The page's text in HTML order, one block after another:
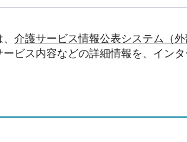
介護サービス情報公表システム（外
ビス内容などの詳細情報を、イン